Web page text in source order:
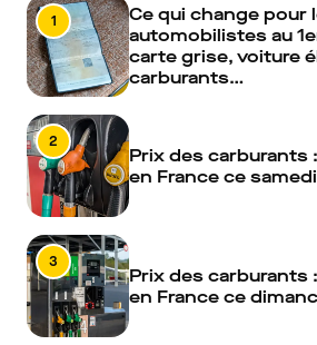
1
Ce qui change pour
automobilistes au
carte grise, voiture
carburants…
2
Prix des carburants
en France ce
3
Prix des carburants
en France ce